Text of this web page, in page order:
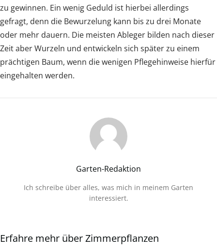
zu gewinnen. Ein wenig Geduld ist hierbei allerdings
gefragt, denn die Bewurzelung kann bis zu drei Monate
oder mehr dauern. Die meisten Ableger bilden nach dieser
Zeit aber Wurzeln und entwickeln sich später zu einem
prächtigen Baum, wenn die wenigen Pflegehinweise hierfür
eingehalten werden.
Garten-Redaktion
Ich schreibe über alles, was mich in meinem Garten
interessiert.
Erfahre mehr über Zimmerpflanzen